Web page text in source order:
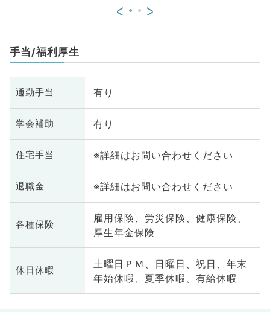
< >
手当/福利厚生
通勤手当 有り
学会補助 有り
住宅手当 ※詳細はお問い合わせください
退職金 ※詳細はお問い合わせください
各種保険
雇用保険、労災保険、健康保険、
厚生年金保険
休日休暇
土曜日ＰＭ、日曜日、祝日、年末
年始休暇、夏季休暇、有給休暇